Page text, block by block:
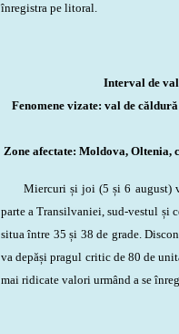
înregistra pe litoral.
Interval de
Fenomene vizate: val de
Zone afectate: Moldova, Oltenia,
Miercuri și joi (5 și 6 august)
parte a Transilvaniei, sud-vestul și
situa între 35 și 38 de grade.
va depăși pragul critic de 80 de
mai ridicate valori urmând a se